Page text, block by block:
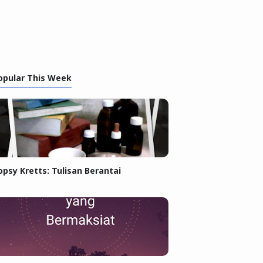
This Week
Kretts: Tulisan Berantai